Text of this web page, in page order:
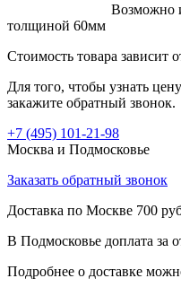
Возможно
толщиной 60мм
Стоимость товара зависит
Для того, чтобы узнать
закажите обратный звонок.
+7 (495) 101-21-98
Москва и Подмосковье
Заказать обратный звонок
Доставка по Москве 700
В Подмосковье доплата за
Подробнее о доставке